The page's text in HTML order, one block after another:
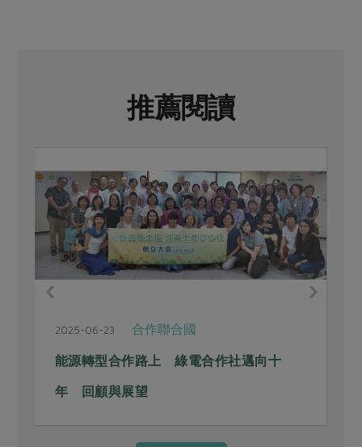
推薦閱讀
2025-06-23 合作聯合國
能源轉型合作路上 綠電合作社邁向十
年 回顧與展望